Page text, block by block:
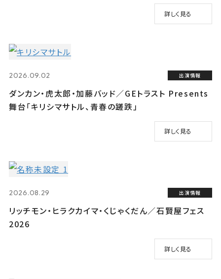
詳しく見る
2026.09.02 出演情報
ダンカン・虎太郎・加藤バッド／GEトラスト Presents
舞台「キリシマサトル、青春の蹉跌」
詳しく見る
2026.08.29 出演情報
リッチモン・ヒラクカイマ・くじゃくだん／石賢屋フェス
2026
詳しく見る